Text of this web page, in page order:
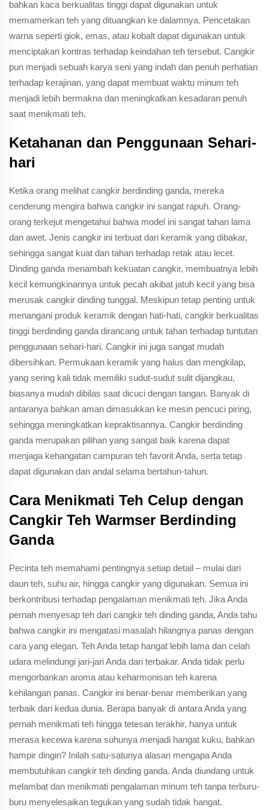
bahkan kaca berkualitas tinggi dapat digunakan untuk
memamerkan teh yang dituangkan ke dalamnya. Pencetakan
warna seperti giok, emas, atau kobalt dapat digunakan untuk
menciptakan kontras terhadap keindahan teh tersebut. Cangkir
pun menjadi sebuah karya seni yang indah dan penuh perhatian
terhadap kerajinan, yang dapat membuat waktu minum teh
menjadi lebih bermakna dan meningkatkan kesadaran penuh
saat menikmati teh.
Ketahanan dan Penggunaan Sehari-
hari
Ketika orang melihat cangkir berdinding ganda, mereka
cenderung mengira bahwa cangkir ini sangat rapuh. Orang-
orang terkejut mengetahui bahwa model ini sangat tahan lama
dan awet. Jenis cangkir ini terbuat dari keramik yang dibakar,
sehingga sangat kuat dan tahan terhadap retak atau lecet.
Dinding ganda menambah kekuatan cangkir, membuatnya lebih
kecil kemungkinannya untuk pecah akibat jatuh kecil yang bisa
merusak cangkir dinding tunggal. Meskipun tetap penting untuk
menangani produk keramik dengan hati-hati, cangkir berkualitas
tinggi berdinding ganda dirancang untuk tahan terhadap tuntutan
penggunaan sehari-hari. Cangkir ini juga sangat mudah
dibersihkan. Permukaan keramik yang halus dan mengkilap,
yang sering kali tidak memiliki sudut-sudut sulit dijangkau,
biasanya mudah dibilas saat dicuci dengan tangan. Banyak di
antaranya bahkan aman dimasukkan ke mesin pencuci piring,
sehingga meningkatkan kepraktisannya. Cangkir berdinding
ganda merupakan pilihan yang sangat baik karena dapat
menjaga kehangatan campuran teh favorit Anda, serta tetap
dapat digunakan dan andal selama bertahun-tahun.
Cara Menikmati Teh Celup dengan
Cangkir Teh Warmser Berdinding
Ganda
Pecinta teh memahami pentingnya setiap detail – mulai dari
daun teh, suhu air, hingga cangkir yang digunakan. Semua ini
berkontribusi terhadap pengalaman menikmati teh. Jika Anda
pernah menyesap teh dari cangkir teh dinding ganda, Anda tahu
bahwa cangkir ini mengatasi masalah hilangnya panas dengan
cara yang elegan. Teh Anda tetap hangat lebih lama dan celah
udara melindungi jari-jari Anda dari terbakar. Anda tidak perlu
mengorbankan aroma atau keharmonisan teh karena
kehilangan panas. Cangkir ini benar-benar memberikan yang
terbaik dari kedua dunia. Berapa banyak di antara Anda yang
pernah menikmati teh hingga tetesan terakhir, hanya untuk
merasa kecewa karena suhunya menjadi hangat kuku, bahkan
hampir dingin? Inilah satu-satunya alasan mengapa Anda
membutuhkan cangkir teh dinding ganda. Anda diundang untuk
melambat dan menikmati pengalaman minum teh tanpa terburu-
buru menyelesaikan tegukan yang sudah tidak hangat.